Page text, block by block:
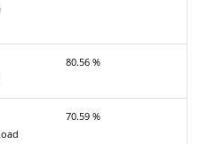
80.56 %
70.59 %